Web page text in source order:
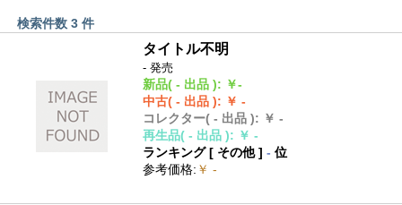
検索件数 3 件
タイトル不明
- 発売
新品( - 出品 ): ￥-
中古( - 出品 ): ￥ -
コレクター( - 出品 ): ￥ -
再生品( - 出品 ): ￥ -
ランキング [ その他]- 位
参考価格: ￥ -